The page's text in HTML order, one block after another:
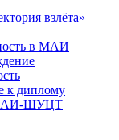
взлёта»
в МАИ
к диплому
МАИ-ШУЦТ